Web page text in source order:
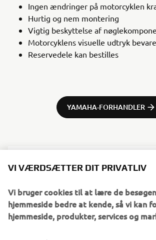
Ingen ændringer på motorcyklen
Hurtig og nem montering
Vigtig beskyttelse af
Motorcyklens visuelle udtryk
Reservedele kan bestilles
YAMAHA-FORHANDLER
VI VÆRDSÆTTER DIT PRIVATLIV
Vi bruger cookies til at lære de
hjemmeside bedre at kende, så vi kan
hjemmeside, produkter, services og